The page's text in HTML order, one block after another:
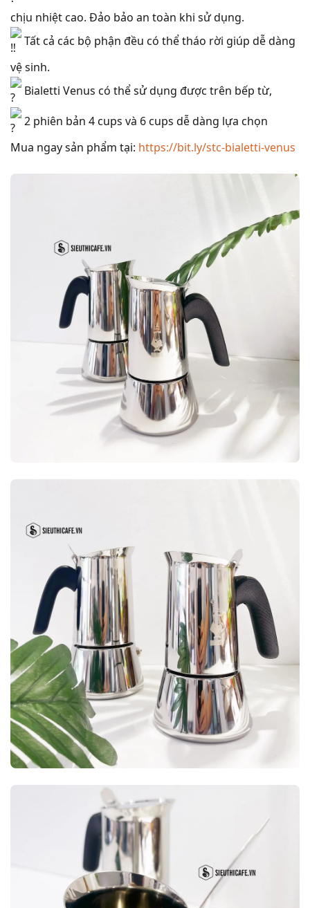
chịu nhiệt cao. Đảo bảo an toàn khi sử dụng.
Tất cả các bộ phận đều có thể tháo rời giúp dễ dàng
vệ sinh.
Bialetti Venus có thể sử dụng được trên bếp từ,
2 phiên bản 4 cups và 6 cups dễ dàng lựa chọn
Mua ngay sản phẩm tại: https://bit.ly/stc-bialetti-venus